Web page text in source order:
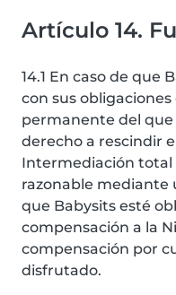
Artículo 14.
14.1 En caso de que
con sus
permanente del que
derecho a rescindir
Intermediación total
razonable mediante
que Babysits esté
compensación a la
compensación por
disfrutado.